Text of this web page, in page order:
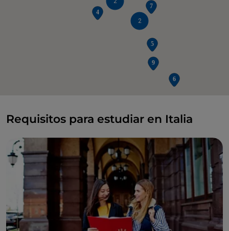
2
Requisitos para estudiar en Italia